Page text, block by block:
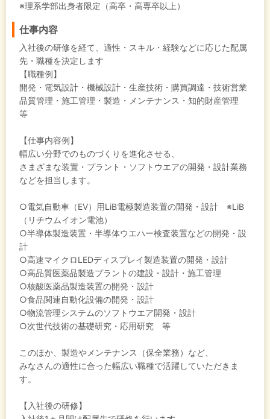
※理系学部出身者限定（高卒・高専卒以上）
仕事内容
入社後の研修を経て、適性・スキル・経験などに応じた配属
先・職種を決定します
【職種例】
開発・電気設計・機械設計・生産技術・購買調達・技術営業
品質管理・施工管理・製造・メンテナンス・知的財産管理
等
【仕事内容例】
幅広い分野でのものづくりを進化させる、
さまざまな装置・プラント・ソフトウエアの開発・設計業務
などを担当します。
○電気自動車（EV）用LiB電極製造装置の開発・設計 ※LiB
（リチウムイオン電池）
○半導体製造装置・半導体ウエハー検査装置などの開発・設
計
○高速マイクロLEDディスプレイ製造装置の開発・設計
○高品質医薬品製造プラントの建設・設計・施工管理
○核酸医薬品製造装置の開発・設計
○食品関連自動化設備の開発・設計
○物流管理システムのソフトウエア開発・設計
○次世代技術の基礎研究・応用研究 等
このほか、製造やメンテナンス（保全業務）など、
みなさんの適性に合った幅広い職種で活躍していただきま
す。
【入社後の研修】